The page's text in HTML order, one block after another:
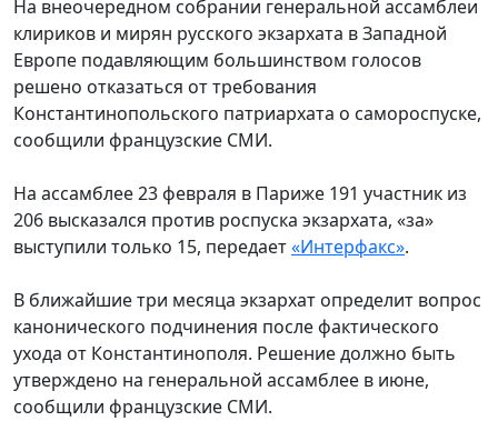
На внеочередном собрании генеральной ассамблеи
клириков и мирян русского экзархата в Западной
Европе подавляющим большинством голосов
решено отказаться от требования
Константинопольского патриархата о самороспуске,
сообщили французские СМИ.
На ассамблее 23 февраля в Париже 191 участник из
206 высказался против роспуска экзархата, «за»
выступили только 15, передает«Интерфакс».
В ближайшие три месяца экзархат определит вопрос
канонического подчинения после фактического
ухода от Константинополя. Решение должно быть
утверждено на генеральной ассамблее в июне,
сообщили французские СМИ.